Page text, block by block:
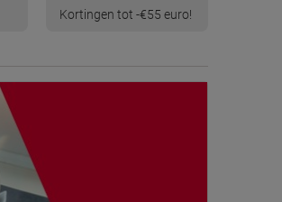
Kortingen tot -€55 euro!